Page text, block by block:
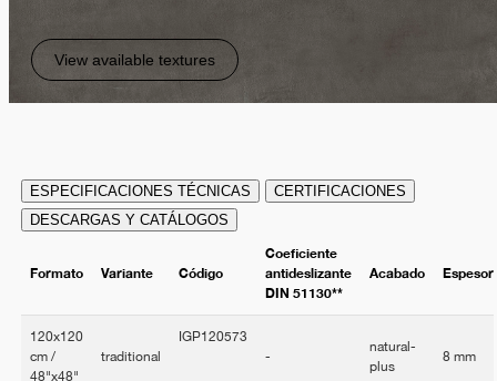
View available textures
ESPECIFICACIONES TÉCNICAS
CERTIFICACIONES
DESCARGAS Y CATÁLOGOS
Formato Variante Código
Coeficiente
antideslizante
DIN 51130**
Acabado Espesor
120x120
cm /
48"x48"
traditional
IGP120573
-
natural-
plus
8 mm